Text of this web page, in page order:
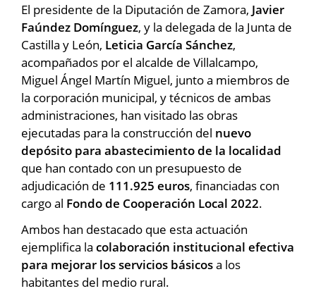
El presidente de la Diputación de Zamora, Javier
Faúndez Domínguez, y la delegada de la Junta de
Castilla y León, Leticia García Sánchez,
acompañados por el alcalde de Villalcampo,
Miguel Ángel Martín Miguel, junto a miembros de
la corporación municipal, y técnicos de ambas
administraciones, han visitado las obras
ejecutadas para la construcción del nuevo
depósito para abastecimiento de la localidad
que han contado con un presupuesto de
adjudicación de 111.925 euros, financiadas con
cargo al Fondo de Cooperación Local 2022.
Ambos han destacado que esta actuación
ejemplifica la colaboración institucional efectiva
para mejorar los servicios básicosa los
habitantes del medio rural.